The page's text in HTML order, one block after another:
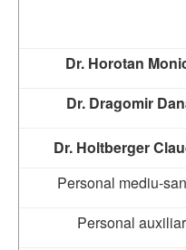
Dr. Horotan
Dr. Dragomir
Dr. Holtberger
Personal mediu-
Personal auxiliar